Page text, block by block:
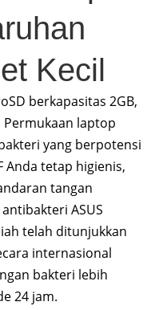
Kecil
berkapasitas 2GB,
laptop
yang berpotensi
Anda tetap higienis,
tangan
ASUS
telah ditunjukkan
internasional
bakteri lebih
24 jam.